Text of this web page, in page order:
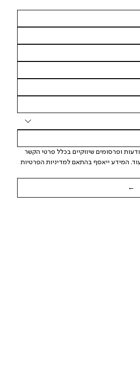
אני מאשר/ת ומסכימ/ה לקבלת דיוור ישיר, הודעות ופרסומים שיווקיים בכלל פרטי הקשר
המצויים בידי החברה ובכלל זה דוא"ל SMS ועוד. המידע ייאסף בהתאם למדיניות הפרטיות